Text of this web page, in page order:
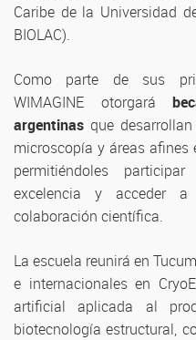
Caribe de la Universidad
BIOLAC).
Como parte de sus
WIMAGINE otorgará
argentinas que
microscopía y áreas
permitiéndoles
excelencia y acceder
colaboración científica.
La escuela reunirá en
e internacionales en
artificial aplicada al
biotecnología estructural,